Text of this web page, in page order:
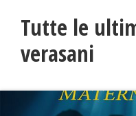
Tutte le
verasani